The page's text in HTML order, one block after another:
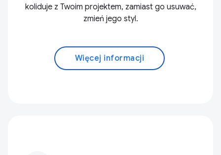
koliduje z Twoim projektem, zamiast go usuwać,
zmień jego styl.
Więcej informacji